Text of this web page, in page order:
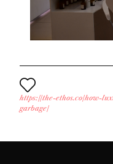
https://the-ethos.co/how-
garbage/